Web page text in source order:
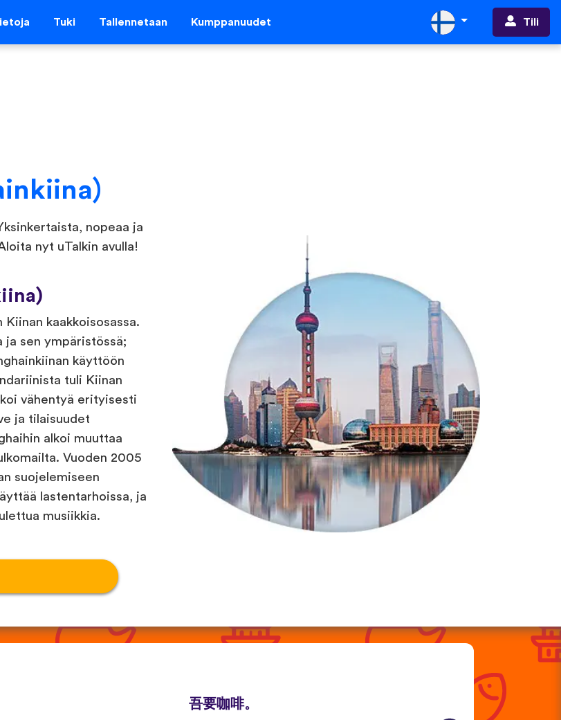
Tuki Tallennetaan Kumppanuudet Tili
nopeaa ja
nyt uTalkin avulla!
kaakkoisosassa.
ja sen ympäristössä;
käyttöön
tuli Kiinan
vähentyä erityisesti
ja tilaisuudet
alkoi muuttaa
Vuoden 2005
suojelemiseen
lastentarhoissa, ja
musiikkia.
吾要咖啡。